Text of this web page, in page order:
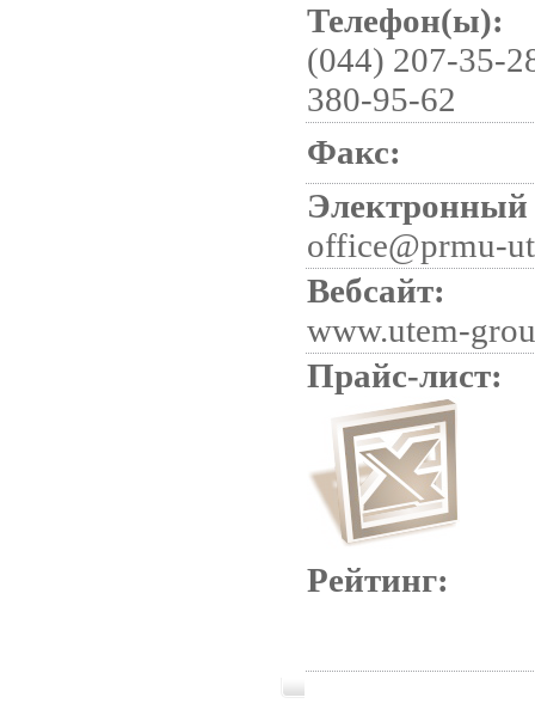
Телефон(ы):
(044) 207-35-
380-95-62
Факс:
Электронный
office@prmu-
Вебсайт:
www.utem-
Прайс-лист:
Рейтинг: